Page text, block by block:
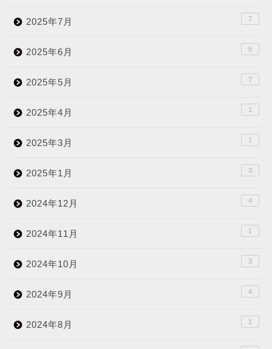
2025年7月 7
2025年6月 5
2025年5月 7
2025年4月 1
2025年3月 1
2025年1月 3
2024年12月 4
2024年11月 1
2024年10月 3
2024年9月 4
2024年8月 1